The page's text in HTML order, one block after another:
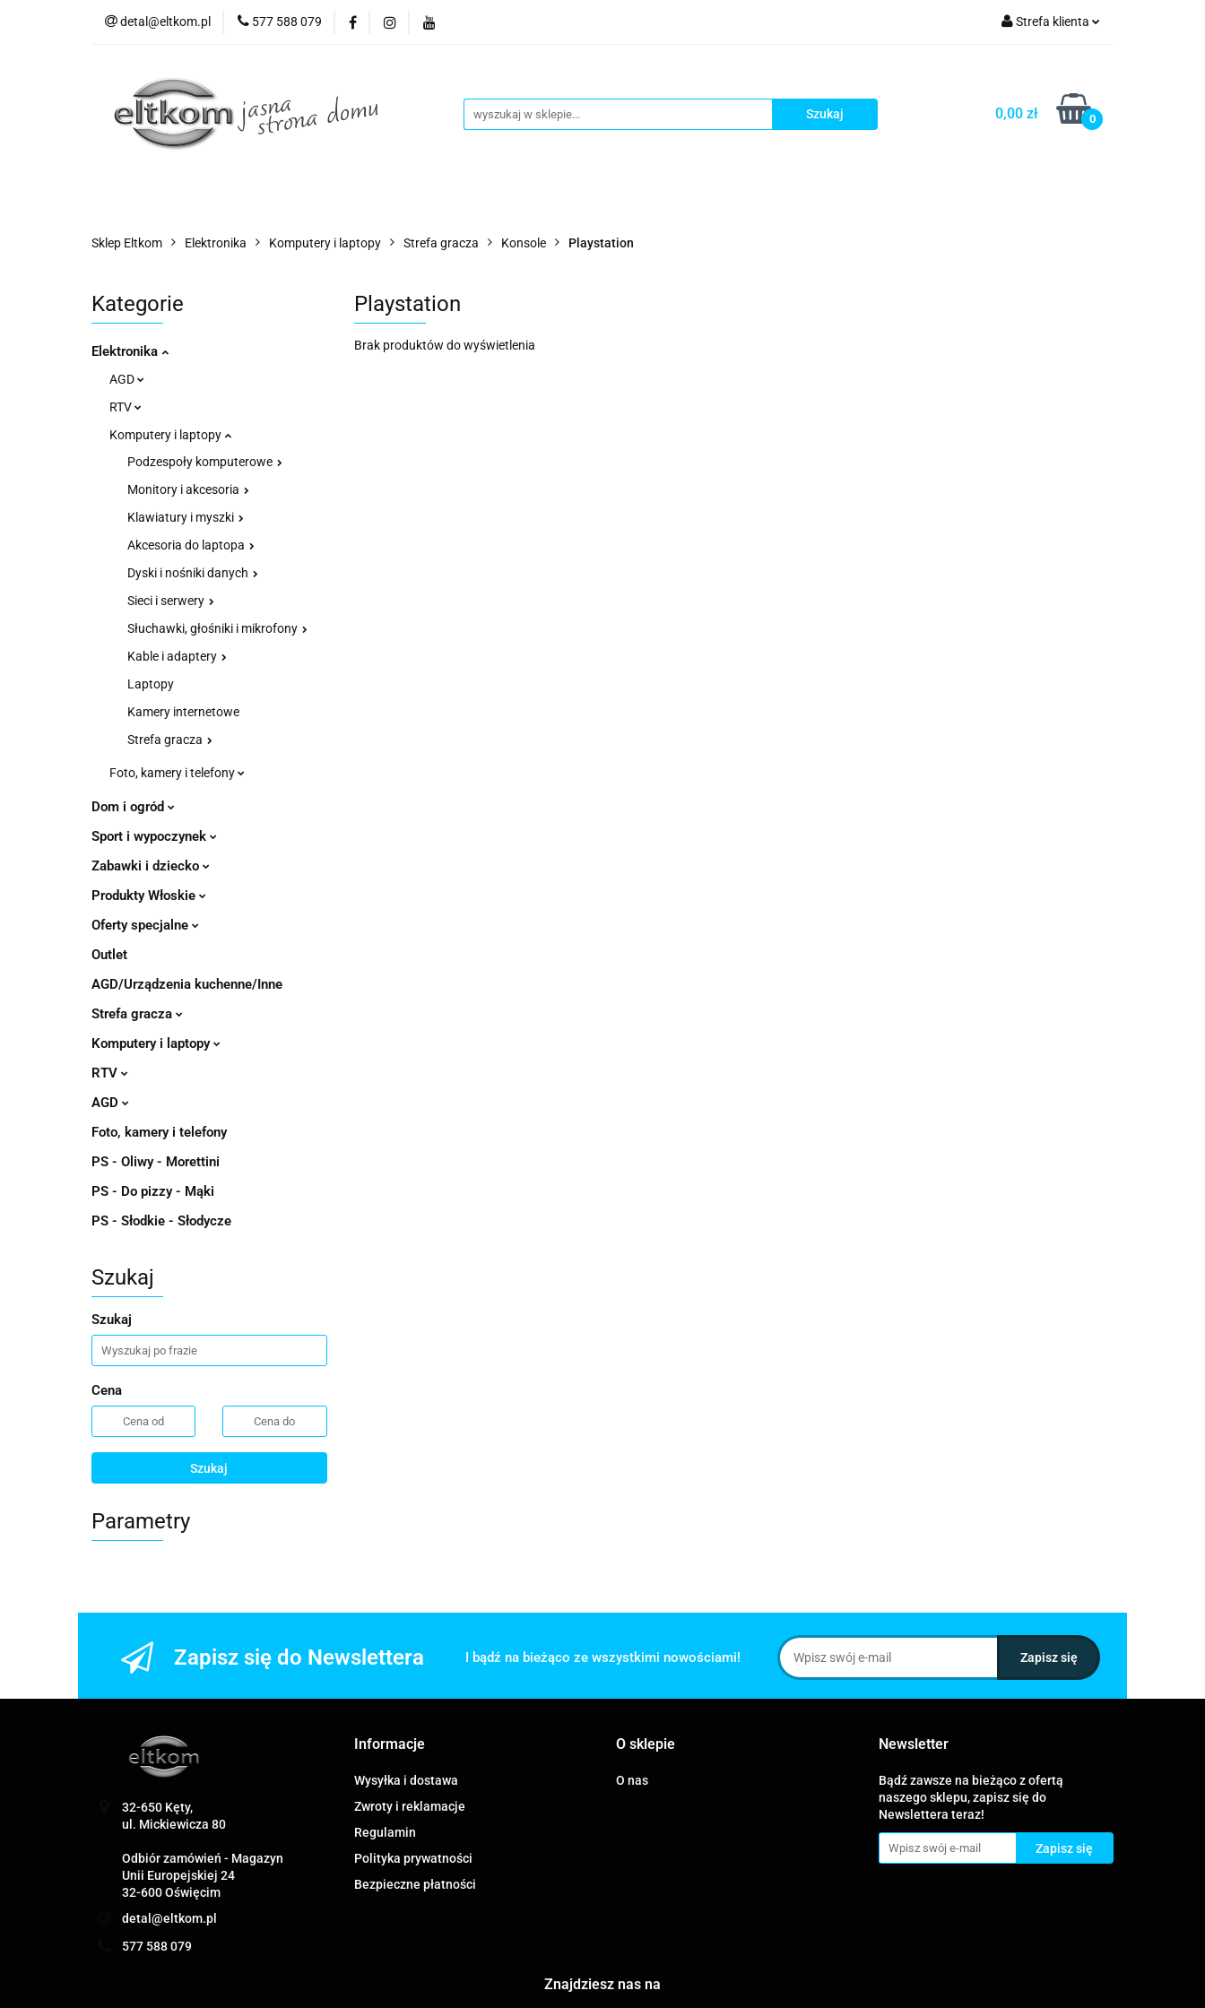
detal@eltkom.pl 577 588 079 Strefa klienta
Zarejestruj się
Dodaj zgłoszenie
0,00 zł 0
O nas Informacje
Sklep Eltkom Elektronika Komputery i laptopy Strefa gracza Konsole Playstation
Kategorie
Elektronika
AGD
RTV
Komputery i laptopy
Podzespoły komputerowe
Monitory i akcesoria
Klawiatury i myszki
Akcesoria do laptopa
Dyski i nośniki danych
Sieci i serwery
Słuchawki, głośniki i mikrofony
Kable i adaptery
Laptopy
Kamery internetowe
Strefa gracza
Foto, kamery i telefony
Dom i ogród
Sport i wypoczynek
Zabawki i dziecko
Produkty Włoskie
Oferty specjalne
Outlet
AGD/Urządzenia kuchenne/Inne
Strefa gracza
Komputery i laptopy
RTV
AGD
Foto, kamery i telefony
PS - Oliwy - Morettini
PS - Do pizzy - Mąki
PS - Słodkie - Słodycze
Szukaj
Szukaj
Cena
Szukaj
Parametry
Playstation
Brak produktów do wyświetlenia
Zapisz się do Newslettera I bądź na bieżąco ze wszystkimi nowościami!
32-650 Kęty,
ul. Mickiewicza 80
Odbiór zamówień - Magazyn
Unii Europejskiej 24
32-600 Oświęcim
detal@eltkom.pl
577 588 079
Informacje
Wysyłka i dostawa
Zwroty i reklamacje
Regulamin
Polityka prywatności
Bezpieczne płatności
O sklepie
O nas
Newsletter
Bądź zawsze na bieżąco z ofertą
naszego sklepu, zapisz się do
Newslettera teraz!
Znajdziesz nas na